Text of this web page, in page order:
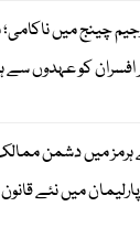
افسران کو عہدوں سے
ہرمز میں دشمن
پارلیمان میں نئے